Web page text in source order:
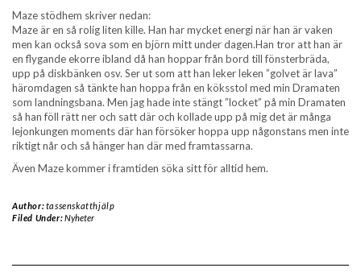
Maze stödhem skriver nedan:
Maze är en så rolig liten kille. Han har mycket energi när han är vaken
men kan också sova som en björn mitt under dagen.Han tror att han är
en flygande ekorre ibland då han hoppar från bord till fönsterbräda,
upp på diskbänken osv. Ser ut som att han leker leken ”golvet är lava”
häromdagen så tänkte han hoppa från en köksstol med min Dramaten
som landningsbana. Men jag hade inte stängt ”locket” på min Dramaten
så han föll rätt ner och satt där och kollade upp på mig det är många
lejonkungen moments där han försöker hoppa upp någonstans men inte
riktigt når och så hänger han där med framtassarna.
Även Maze kommer i framtiden söka sitt för alltid hem.
Author:tassenskatthjälp
Filed Under:Nyheter